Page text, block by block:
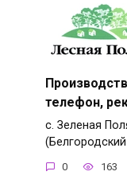
телефон,
с. Зеленая
(Белгородский
0 163